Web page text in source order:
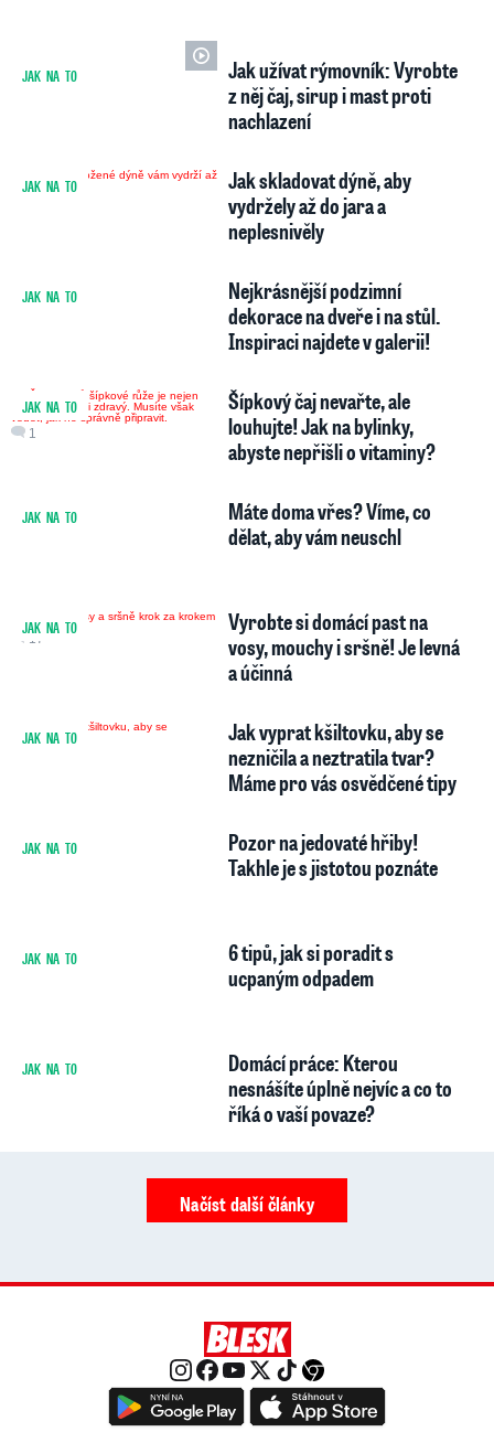
JAK NA TO
7
Jak užívat rýmovník: Vyrobte
z něj čaj, sirup i mast proti
nachlazení
JAK NA TO
Jak skladovat dýně, aby
vydržely až do jara a
neplesnivěly
JAK NA TO
3 33
Nejkrásnější podzimní
dekorace na dveře i na stůl.
Inspiraci najdete v galerii!
JAK NA TO
1
Šípkový čaj nevařte, ale
louhujte! Jak na bylinky,
abyste nepřišli o vitaminy?
JAK NA TO
1
Máte doma vřes? Víme, co
dělat, aby vám neuschl
JAK NA TO
17
Vyrobte si domácí past na
vosy, mouchy i sršně! Je levná
a účinná
JAK NA TO
Jak vyprat kšiltovku, aby se
nezničila a neztratila tvar?
Máme pro vás osvědčené tipy
JAK NA TO
2
Pozor na jedovaté hřiby!
Takhle je s jistotou poznáte
JAK NA TO
6 tipů, jak si poradit s
ucpaným odpadem
JAK NA TO
1
Domácí práce: Kterou
nesnášíte úplně nejvíc a co to
říká o vaší povaze?
Načíst další články